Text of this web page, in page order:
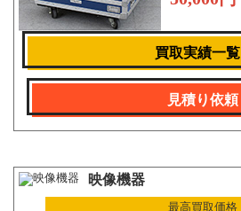
買取実績一覧
見積り依頼
映像機器
最高買取価格